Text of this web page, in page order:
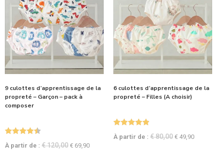
9 culottes d’apprentissage de la
propreté – Garçon – pack à
composer
À partir de : €120,00 € 69,90
6 culottes d’apprentissage de la
propreté – Filles (A choisir)
sur 5
À partir de : €80,00 € 49,90